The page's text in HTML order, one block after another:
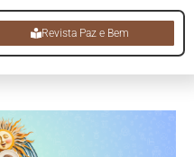
Revista Paz e Bem